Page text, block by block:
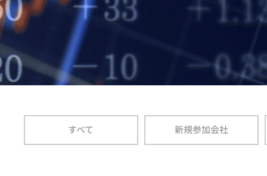
プラットフォームとは？
参加メリット
安全性
参加発行会社の声
よくあるご質問
すべて 新規参加会社